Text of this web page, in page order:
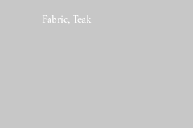
Fabric, Teak